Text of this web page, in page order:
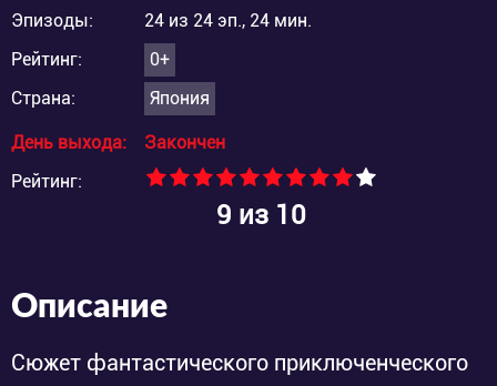
Эпизоды:
24 из 24 эп., 24 мин.
Рейтинг:
0+
Страна:
Япония
День выхода:
Закончен
Рейтинг:
9 из 10
Описание
Сюжет фантастического приключенческого